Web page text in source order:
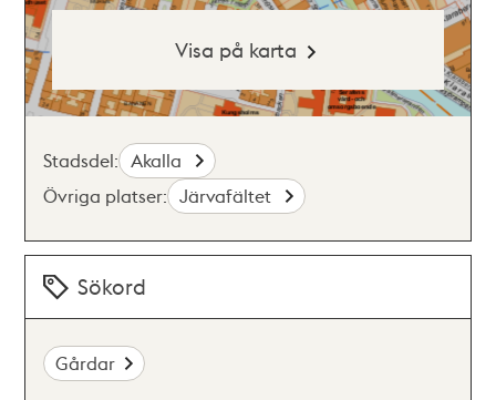
Visa på karta
Stadsdel: Akalla
Övriga platser: Järvafältet
Sökord
Gårdar